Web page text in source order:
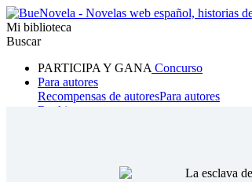
Mi biblioteca
Buscar
PARTICIPA Y GANA Concurso
Para autores
Recompensas de autoresPara autores
Ranking
Hombre lobo Mafia Sistema